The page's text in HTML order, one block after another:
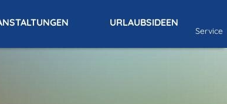
URLAUBSIDEEN
Service